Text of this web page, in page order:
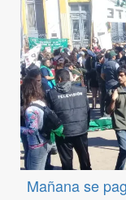
Mañana se